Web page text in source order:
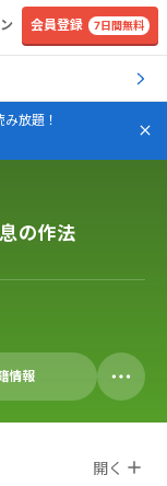
会員登録 7日間無料
放題！
の作法
情報
開く